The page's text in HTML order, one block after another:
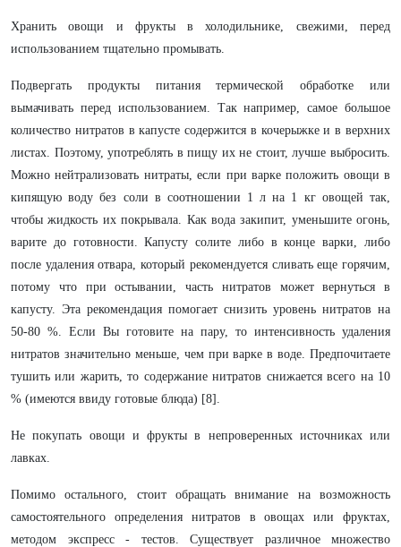
Хранить овощи и фрукты в холодильнике, свежими, перед
использованием тщательно промывать.
Подвергать продукты питания термической обработке или
вымачивать перед использованием. Так например, самое большое
количество нитратов в капусте содержится в кочерыжке и в верхних
листах. Поэтому, употреблять в пищу их не стоит, лучше выбросить.
Можно нейтрализовать нитраты, если при варке положить овощи в
кипящую воду без соли в соотношении 1 л на 1 кг овощей так,
чтобы жидкость их покрывала. Как вода закипит, уменьшите огонь,
варите до готовности. Капусту солите либо в конце варки, либо
после удаления отвара, который рекомендуется сливать еще горячим,
потому что при остывании, часть нитратов может вернуться в
капусту. Эта рекомендация помогает снизить уровень нитратов на
50-80 %. Если Вы готовите на пару, то интенсивность удаления
нитратов значительно меньше, чем при варке в воде. Предпочитаете
тушить или жарить, то содержание нитратов снижается всего на 10
% (имеются ввиду готовые блюда) [8] .
Не покупать овощи и фрукты в непроверенных источниках или
лавках.
Помимо остального, стоит обращать внимание на возможность
самостоятельного определения нитратов в овощах или фруктах,
методом экспресс - тестов. Существует различное множество